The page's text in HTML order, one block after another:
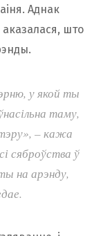
Аднак
што
у якой ты
таму,
– кажа
сяброўства ў
на арэнду,